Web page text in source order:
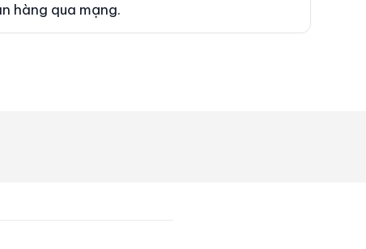
hàng qua mạng.